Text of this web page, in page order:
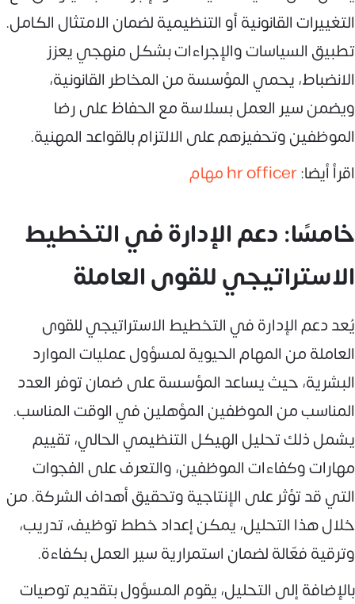
التغييرات القانونية أو التنظيمية لضمان الامتثال الكامل.
تطبيق السياسات والإجراءات بشكل منهجي يعزز
الانضباط، يحمي المؤسسة من المخاطر القانونية،
ويضمن سير العمل بسلاسة مع الحفاظ على رضا
الموظفين وتحفيزهم على الالتزام بالقواعد المهنية.
اقرأ أيضا:hr officer مهام
خامسًا: دعم الإدارة في التخطيط
الاستراتيجي للقوى العاملة
يُعد دعم الإدارة في التخطيط الاستراتيجي للقوى
العاملة من المهام الحيوية لمسؤول عمليات الموارد
البشرية، حيث يساعد المؤسسة على ضمان توفر العدد
المناسب من الموظفين المؤهلين في الوقت المناسب.
يشمل ذلك تحليل الهيكل التنظيمي الحالي، تقييم
مهارات وكفاءات الموظفين، والتعرف على الفجوات
التي قد تؤثر على الإنتاجية وتحقيق أهداف الشركة. من
خلال هذا التحليل، يمكن إعداد خطط توظيف، تدريب،
وترقية فعّالة لضمان استمرارية سير العمل بكفاءة.
بالإضافة إلى التحليل، يقوم المسؤول بتقديم توصيات